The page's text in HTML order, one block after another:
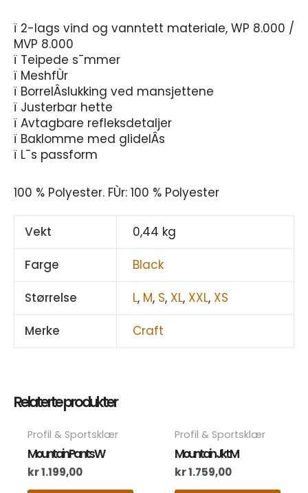
ï 2-lags vind og vanntett materiale, WP 8.000 /
MVP 8.000
ï Teipede s¯mmer
ï MeshfÙr
ï BorrelÂslukking ved mansjettene
ï Justerbar hette
ï Avtagbare refleksdetaljer
ï Baklomme med glidelÂs
ï L¯s passform
100 % Polyester. FÙr: 100 % Polyester
Vekt
0,44 kg
Farge
Black
Størrelse
L, M, S, XL, XXL, XS
Merke
Craft
Relaterte produkter
Profil & Sportsklær
Mountain Pants W
kr1.199,00
produktet
varianter.
Profil & Sportsklær
Mountain Jkt M
kr1.759,00